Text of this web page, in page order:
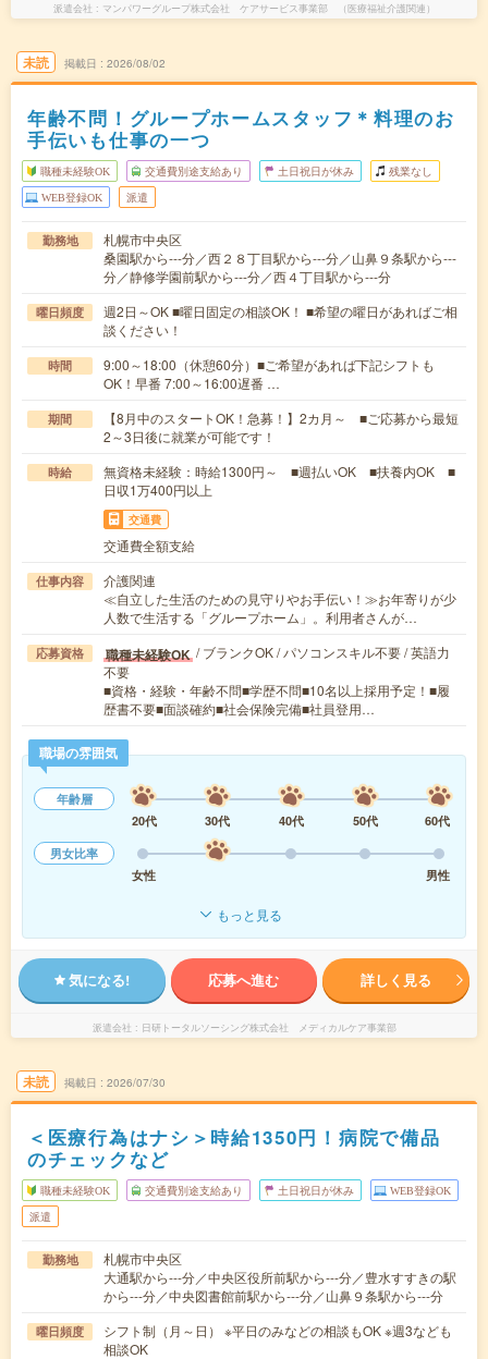
派遣会社 マンパワーグループ株式会社 ケアサービス事業部 （医療福祉介護関連）
未読 掲載日 2026/08/02
年齢不問！グループホームスタッフ＊料理のお
手伝いも仕事の一つ
職種未経験OK 交通費別途支給あり 土日祝日が休み 残業なし
WEB登録OK 派遣
勤務地
札幌市中央区
桑園駅から---分／西２８丁目駅から---分／山鼻９条駅から---
分／静修学園前駅から---分／西４丁目駅から---分
曜日頻度
週2日～OK ■曜日固定の相談OK！ ■希望の曜日があればご相
談ください！
時間
9:00～18:00（休憩60分）■ご希望があれば下記シフトも
OK！早番 7:00～16:00遅番 …
期間
【8月中のスタートOK！急募！】2カ月～ ■ご応募から最短
2～3日後に就業が可能です！
時給
無資格未経験：時給1300円～ ■週払いOK ■扶養内OK ■
日収1万400円以上
交通費
交通費全額支給
仕事内容
介護関連
≪自立した生活のための見守りやお手伝い！≫お年寄りが少
人数で生活する「グループホーム」。利用者さんが…
応募資格 職種未経験OK / ブランクOK / パソコンスキル不要 / 英語力
不要
■資格・経験・年齢不問■学歴不問■10名以上採用予定！■履
歴書不要■面談確約■社会保険完備■社員登用…
職場の雰囲気
年齢層
20代
30代 40代 50代
60代
男女比率
女性
男性
もっと見る
気になる! 応募へ進む 詳しく見る
派遣会社 日研トータルソーシング株式会社 メディカルケア事業部
未読 掲載日 2026/07/30
＜医療行為はナシ＞時給1350円！病院で備品
のチェックなど
職種未経験OK 交通費別途支給あり 土日祝日が休み WEB登録OK
派遣
勤務地
札幌市中央区
大通駅から---分／中央区役所前駅から---分／豊水すすきの駅
から---分／中央図書館前駅から---分／山鼻９条駅から---分
曜日頻度
シフト制（月～日） ※平日のみなどの相談もOK ※週3なども
相談OK